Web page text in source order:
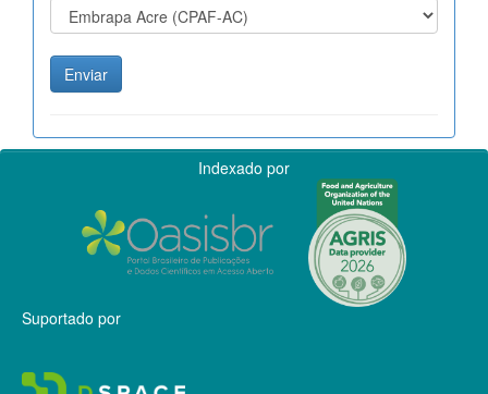
Indexado por
Suportado por